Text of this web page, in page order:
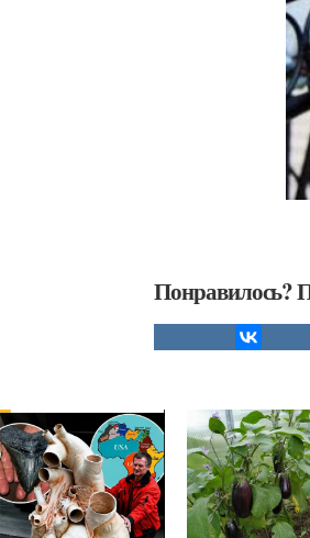
Понравилось?